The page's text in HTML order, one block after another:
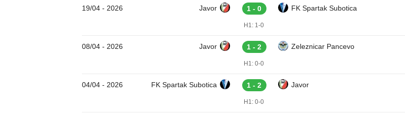
19/04 - 2026 Javor 1 - 0 FK Spartak Subotica
H1: 1-0
08/04 - 2026 Javor 1 - 2 Zeleznicar Pancevo
H1: 0-0
04/04 - 2026 FK Spartak Subotica 1 - 2 Javor
H1: 0-0